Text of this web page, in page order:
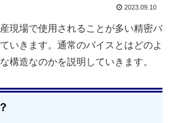
2023.09.10
現場で使用されることが多い精密バ
いきます。通常のバイスとはどのよ
構造なのかを説明していきます。